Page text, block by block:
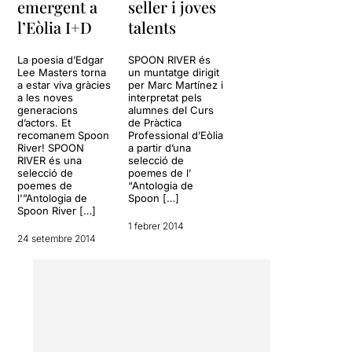
Masters, l’obra és una
compilació de petits
episodis independents que
reflexions, angoixes,
frustracions, bons records i
desitjos del morts d’aquesta
ciutat imaginària. Martínez
treu tot el partit a les
possibilitats d’un text tan
emotiu amb originals efectes
escenogràfics i
d’il•luminació, música en
directe i un conjunt
d’intèrprets tot terreny que
emergent a
l’Eòlia I+D
La poesia d’Edgar
Lee Masters torna
a estar viva gràcies
a les noves
generacions
d’actors. Et
recomanem Spoon
River! SPOON
RIVER és una
selecció de
poemes de
l'”Antologia de
Spoon River […]
24 setembre 2014
seller i joves
talents
SPOON RIVER és
un muntatge dirigit
per Marc Martínez i
interpretat pels
alumnes del Curs
de Pràctica
Professional d’Eòlia
a partir d’una
selecció de
poemes de l’
“Antologia de
Spoon […]
1 febrer 2014